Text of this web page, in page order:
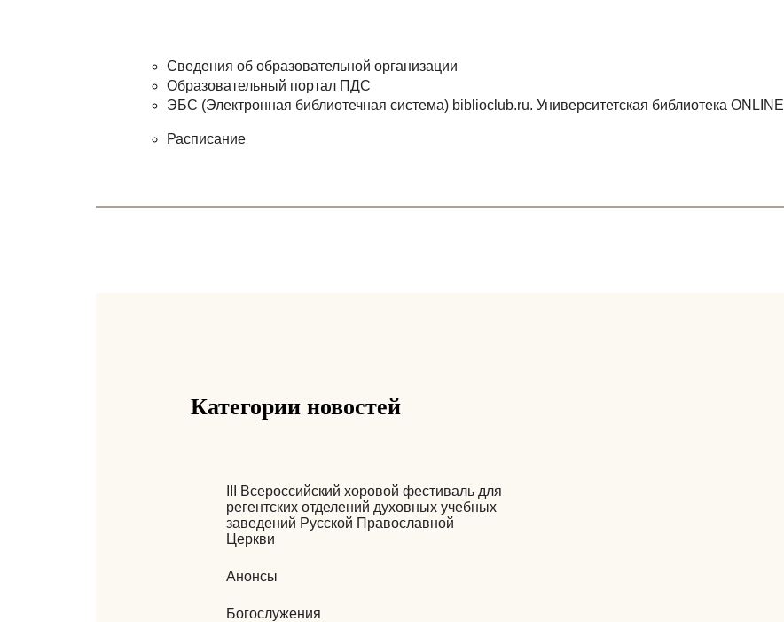
Сведения об образовательной организации
Образовательный портал ПДС
ЭБС (Электронная библиотечная система) biblioclub.ru. Университетская библиотека ONLINE
Расписание
Категории новостей
III Всероссийский хоровой фестиваль для
регентских отделений духовных учебных
заведений Русской Православной
Церкви
Анонсы
Богослужения